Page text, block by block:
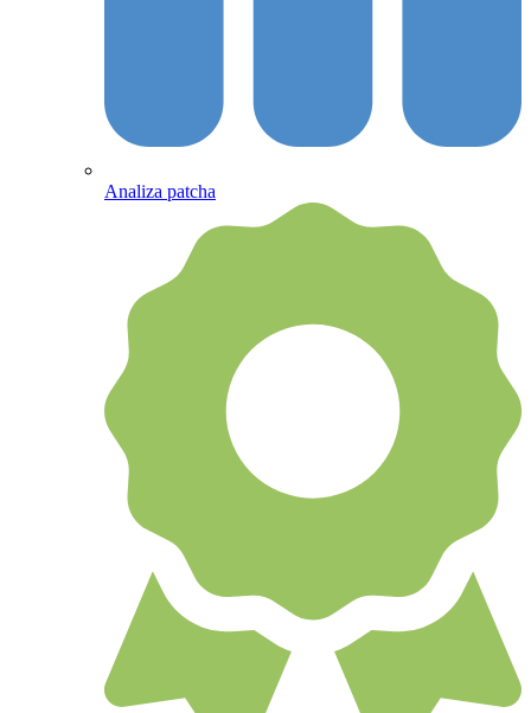
Analiza patcha